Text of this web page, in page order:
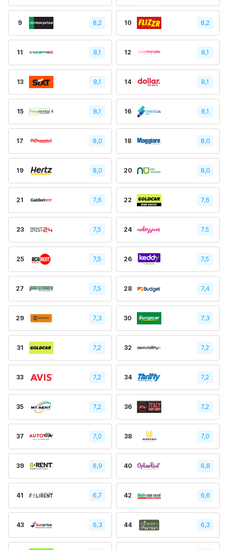
9 8,2 10 8,2
11 8,1 12 8,1
13 8,1 14 8,1
15 8,1 16 8,1
17 8,0 18 8,0
19 8,0 20 8,0
21 7,6 22 7,6
23 7,5 24 7.5
25 7,5 26 7,5
27 7,5 28 7,4
29 7,3 30 7,3
31 7,2 32 7,2
33 7,2 34 7,2
35 7,2 36 7,2
37 7,0 38 7,0
39 6,9 40 6,8
41 6,7 42 6,6
43 6,3 44 6,3